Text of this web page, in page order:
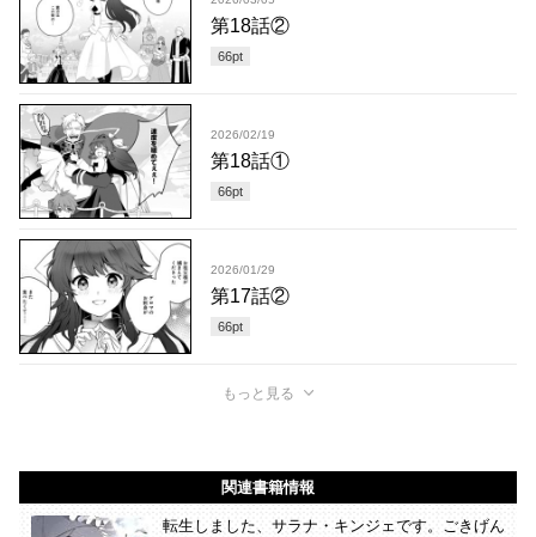
第18話②
66pt
2026/02/19
第18話①
66pt
2026/01/29
第17話②
66pt
もっと見る
関連書籍情報
転生しました、サラナ・キンジェです。ごきげん